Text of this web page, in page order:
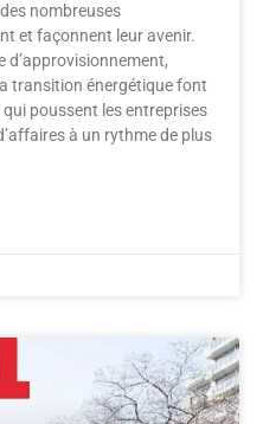
nombreuses
et façonnent leur avenir.
d’approvisionnement,
transition énergétique font
poussent les entreprises
à un rythme de plus